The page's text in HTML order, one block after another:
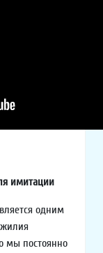
имитации
одним
мы постоянно